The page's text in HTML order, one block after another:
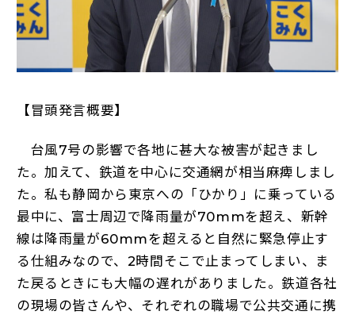
特定商取引法に基づく表記
【冒頭発言概要】
台風7号の影響で各地に甚大な被害が起きまし
た。加えて、鉄道を中心に交通網が相当麻痺しまし
た。私も静岡から東京への「ひかり」に乗っている
最中に、富士周辺で降雨量が70mmを超え、新幹
線は降雨量が60mmを超えると自然に緊急停止す
る仕組みなので、2時間そこで止まってしまい、ま
た戻るときにも大幅の遅れがありました。鉄道各社
の現場の皆さんや、それぞれの職場で公共交通に携